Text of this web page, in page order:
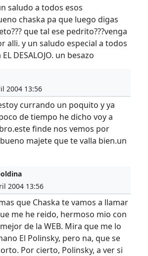
saludo a todos esos
chaska pa que luego digas
que tal ese pedrito???venga
alli. y un saludo especial a todos
DESALOJO. un besazo
2004 13:56
currando un poquito y ya
de tiempo he dicho voy a
finde nos vemos por
majete que te valla bien.un
2004 13:56
que Chaska te vamos a llamar
me he reido, hermoso mio con
de la WEB. Mira que me lo
El Polinsky, pero na, que se
Por cierto, Polinsky, a ver si